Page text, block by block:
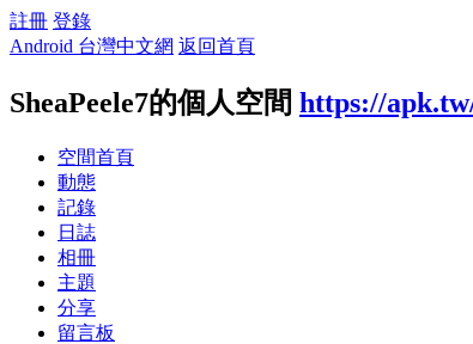
註冊 登錄
Android 台灣中文網 返回首頁
SheaPeele7的個人空間 https://
空間首頁
動態
記錄
日誌
相冊
主題
分享
留言板